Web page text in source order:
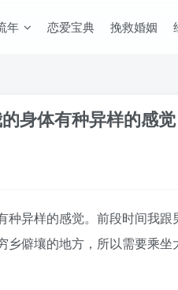
年 恋爱宝典 挽救婚姻
身体有种异样的感觉
种异样的感觉。前段时间我
乡僻壤的地方，所以需要乘